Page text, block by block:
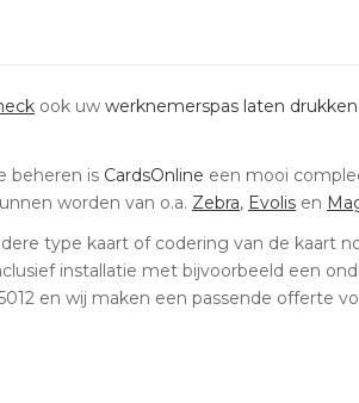
ook uw werknemerspas laten drukken
beheren is CardsOnline een mooi
worden van o.a. Zebra, Evolis en
type kaart of codering van de kaart
installatie met bijvoorbeeld een
en wij maken een passende offerte